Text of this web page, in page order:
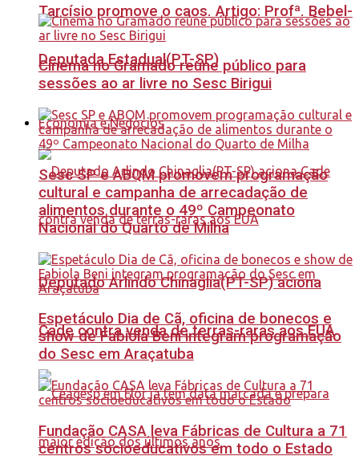
Tarcísio promove o caos. Artigo: Profª. Bebel-
Deputada Estadual(PT-SP)
Economia e Negócios
Deputado Arlindo Chinaglia(PT-SP) aciona
Cade contra venda de terras-raras aos EUA
Cinema no Gramado reúne público para
sessões ao ar livre no Sesc Birigui
Sesc SP e ABQM promovem programação
cultural e campanha de arrecadação de
alimentos durante o 49º Campeonato
Nacional do Quarto de Milha
Espetáculo Dia de Cã, oficina de bonecos e
show de Fabiola Beni integram programação
do Sesc em Araçatuba
Fundação CASA leva Fábricas de Cultura a 71
centros socioeducativos em todo o Estado